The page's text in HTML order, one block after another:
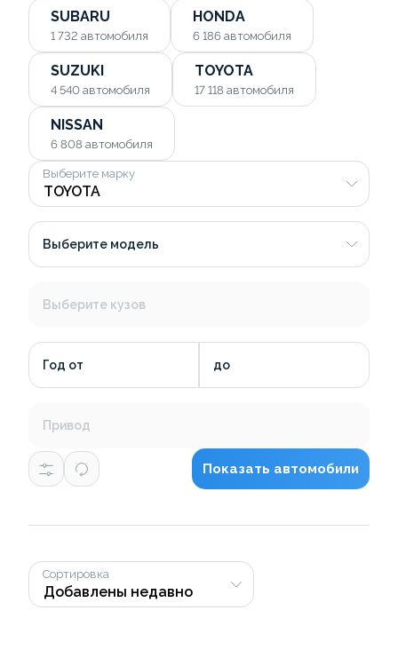
SUBARU
1 732 автомобиля
HONDA
6 186 автомобиля
SUZUKI
4 540 автомобиля
TOYOTA
17 118 автомобиля
NISSAN
6 808 автомобиля
Выберите марку
Выберите модель
Выберите кузов
Год от до
Привод
Показать автомобили
Сортировка